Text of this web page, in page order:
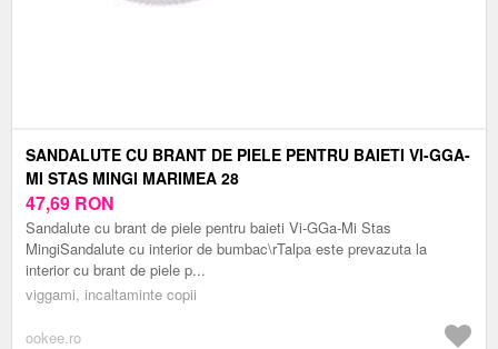
SANDALUTE CU BRANT DE PIELE PENTRU BAIETI VI-GGA-
MI STAS MINGI MARIMEA 28
47,69 RON
Sandalute cu brant de piele pentru baieti Vi-GGa-Mi Stas
MingiSandalute cu interior de bumbac\rTalpa este prevazuta la
interior cu brant de piele p...
viggami, incaltaminte copii
ookee.ro